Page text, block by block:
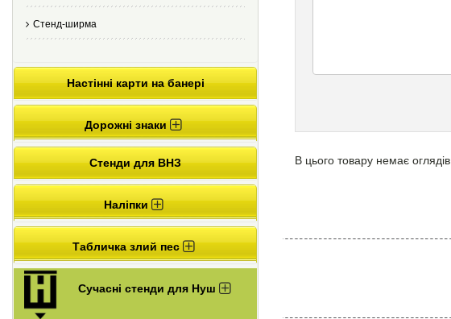
Стенд-ширма
Настінні карти на банері
Дорожні знаки
Стенди для ВНЗ
Наліпки
Табличка злий пес
Сучасні стенди для Нуш
В цього товару немає оглядів.